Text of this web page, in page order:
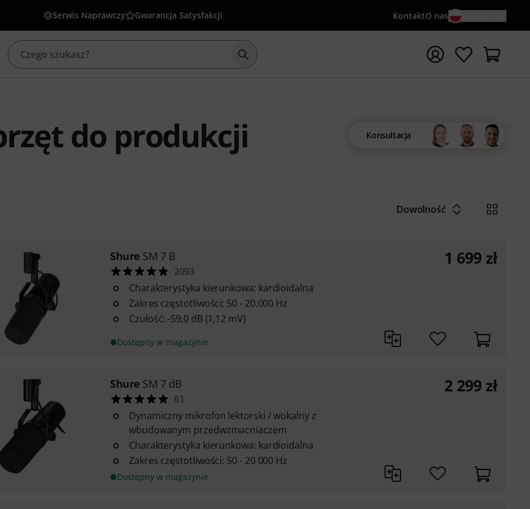
Serwis Naprawczy Gwarancja Satysfakcji KontaktO nas
Rozpocznij wyszukiwanie od słowa kluczowego {searchTerm}
do produkcji
Konsultacja
Dowolność
Shure SM 7 B
2093
Charakterystyka kierunkowa: kardioidalna
Zakres częstotliwości: 50 - 20.000 Hz
Czułość: -59,0 dB (1,12 mV)
Dostępny w magazynie
1 699 zł
Shure SM 7 dB
61
Dynamiczny mikrofon lektorski / wokalny z
wbudowanym przedwzmacniaczem
Charakterystyka kierunkowa: kardioidalna
Zakres częstotliwości: 50 - 20 000 Hz
Dostępny w magazynie
2 299 zł